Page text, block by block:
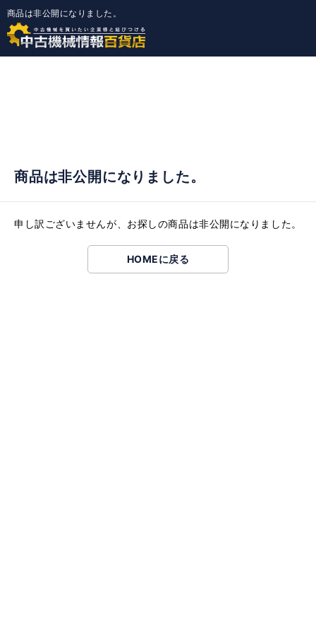
商品は非公開になりました。
商品は非公開になりました。
申し訳ございませんが、お探しの商品は非公開になりました。
HOMEに戻る